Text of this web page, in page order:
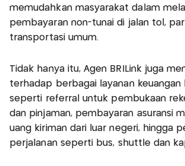
memudahkan masyarakat dalam
pembayaran non-tunai di jalan tol,
transportasi umum.
Tidak hanya itu, Agen BRILink juga
terhadap berbagai layanan keuangan
seperti referral untuk pembukaan
dan pinjaman, pembayaran asuransi
uang kiriman dari luar negeri, hingga
perjalanan seperti bus, shuttle dan